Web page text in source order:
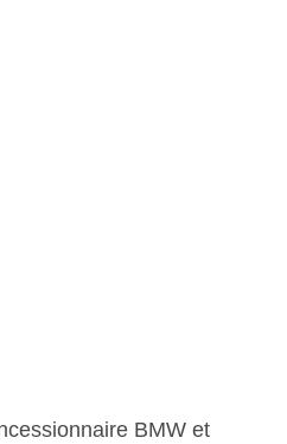
BMW et